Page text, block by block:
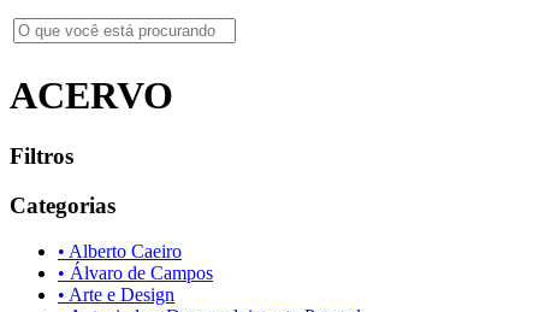
ACERVO
Filtros
Categorias
• Alberto Caeiro
• Álvaro de Campos
• Arte e Design